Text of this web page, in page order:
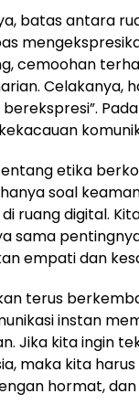
batas antara
cemoohan
Celakanya,
etika
soal
di ruang digital.
sama
empati dan
terus
instan
Jika kita ingin
maka kita
hormat,